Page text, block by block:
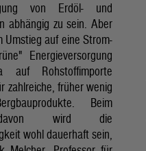
von Erdöl- und
abhängig zu sein. Aber
Umstieg auf eine Strom-
Energieversorgung
auf Rohstoffimporte
zahlreiche, früher wenig
Beim
wird die
wohl dauerhaft sein,